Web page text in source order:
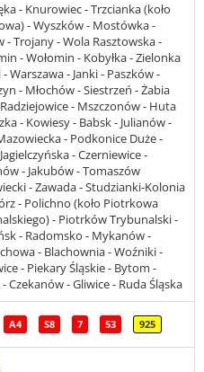
- Knurowiec - Trzcianka (koło
- Wyszków - Mostówka -
- Trojany - Wola Rasztowska -
- Wołomin - Kobyłka - Zielonka
Warszawa - Janki - Paszków -
- Młochów - Siestrzeń - Żabia
- Mszczonów - Huta
- Kowiesy - Babsk - Julianów -
- Podkonice Duże -
- Czerniewice -
- Jakubów - Tomaszów
- Zawada - Studzianki-Kolonia
- Polichno (koło Piotrkowa
- Piotrków Trybunalski -
- Radomsko - Mykanów -
- Blachownia - Woźniki -
- Piekary Śląskie - Bytom -
Czekanów - Gliwice - Ruda Śląska
A4 S8 7 53 925